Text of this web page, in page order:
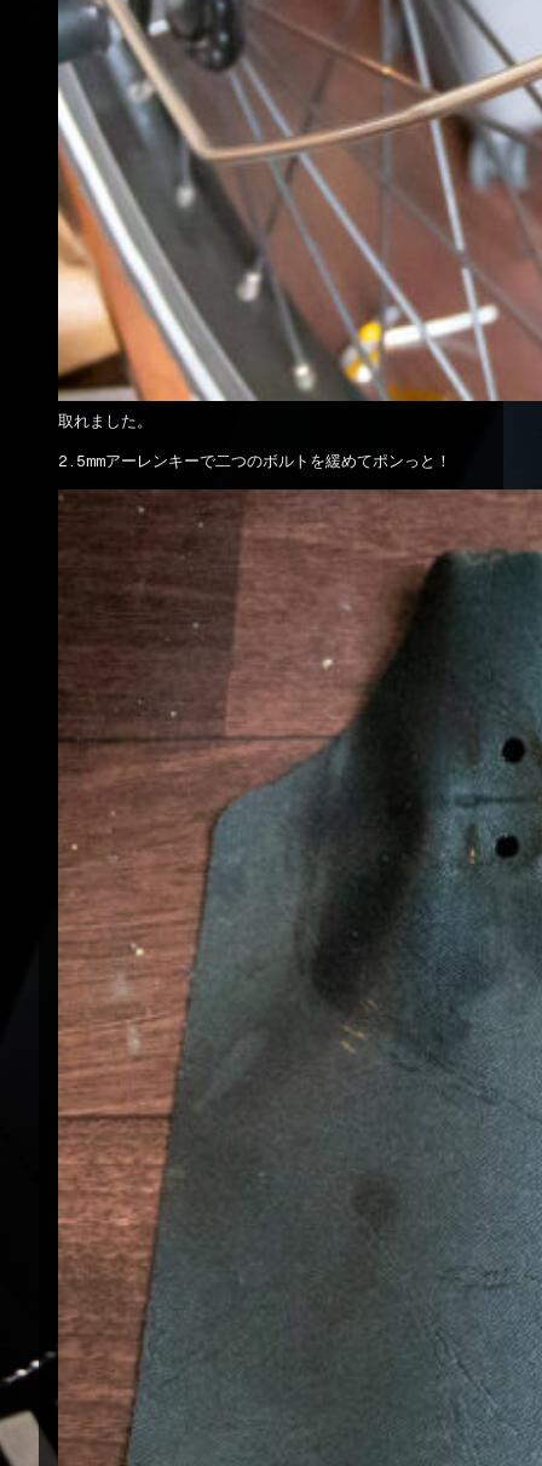
取れました。
2.5mmアーレンキーで二つのボルトを緩めてポンっと！